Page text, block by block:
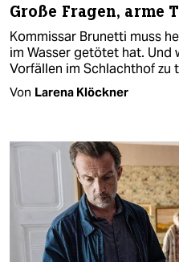
Große Fragen, arme
Kommissar Brunetti muss
im Wasser getötet hat. Und
Vorfällen im Schlachthof zu
Von Larena Klöckner